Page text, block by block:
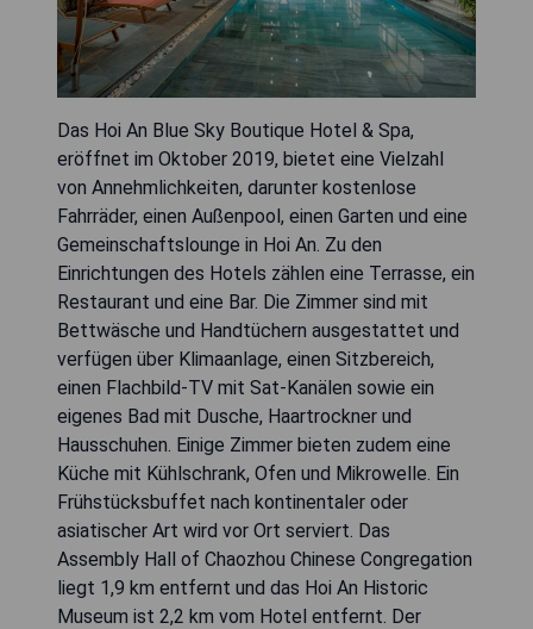
Das Hoi An Blue Sky Boutique Hotel & Spa,
eröffnet im Oktober 2019, bietet eine Vielzahl
von Annehmlichkeiten, darunter kostenlose
Fahrräder, einen Außenpool, einen Garten und eine
Gemeinschaftslounge in Hoi An. Zu den
Einrichtungen des Hotels zählen eine Terrasse, ein
Restaurant und eine Bar. Die Zimmer sind mit
Bettwäsche und Handtüchern ausgestattet und
verfügen über Klimaanlage, einen Sitzbereich,
einen Flachbild-TV mit Sat-Kanälen sowie ein
eigenes Bad mit Dusche, Haartrockner und
Hausschuhen. Einige Zimmer bieten zudem eine
Küche mit Kühlschrank, Ofen und Mikrowelle. Ein
Frühstücksbuffet nach kontinentaler oder
asiatischer Art wird vor Ort serviert. Das
Assembly Hall of Chaozhou Chinese Congregation
liegt 1,9 km entfernt und das Hoi An Historic
Museum ist 2,2 km vom Hotel entfernt. Der